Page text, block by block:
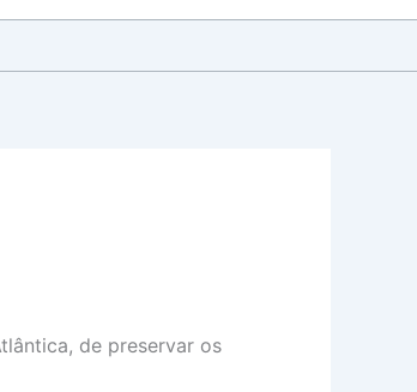
de preservar os